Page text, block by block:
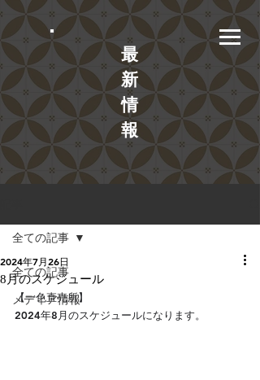
​最
新
情
報
全ての記事
メディア情報
全ての記事
8月のスケジュール
2024年7月26日
【一色直売所】
2024年8月のスケジュールになります。